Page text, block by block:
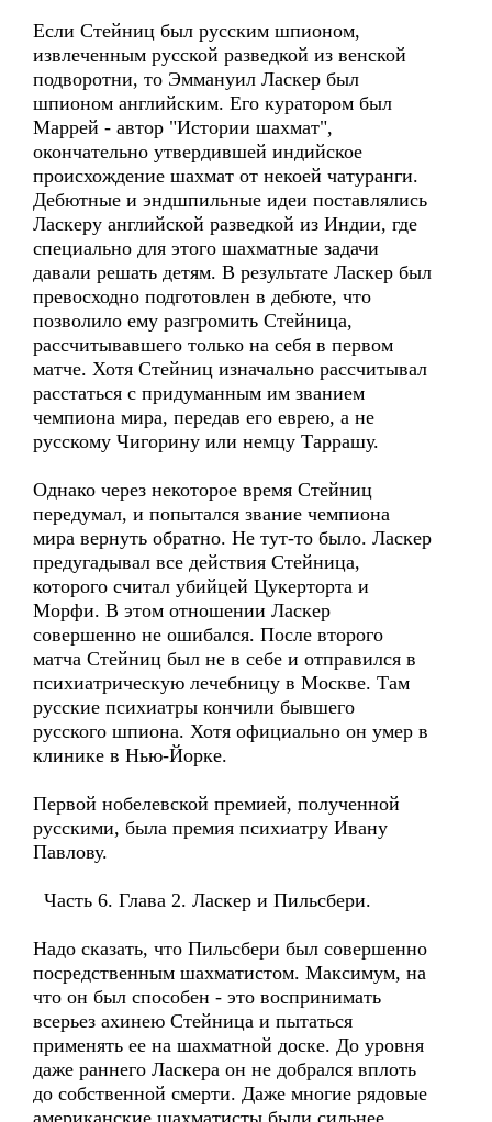
Если Стейниц был русским шпионом,
извлеченным русской разведкой из венской
подворотни, то Эммануил Ласкер был
шпионом английским. Его куратором был
Маррей - автор "Истории шахмат",
окончательно утвердившей индийское
происхождение шахмат от некоей чатуранги.
Дебютные и эндшпильные идеи поставлялись
Ласкеру английской разведкой из Индии, где
специально для этого шахматные задачи
давали решать детям. В результате Ласкер был
превосходно подготовлен в дебюте, что
позволило ему разгромить Стейница,
рассчитывавшего только на себя в первом
матче. Хотя Стейниц изначально рассчитывал
расстаться с придуманным им званием
чемпиона мира, передав его еврею, а не
русскому Чигорину или немцу Таррашу.
Однако через некоторое время Стейниц
передумал, и попытался звание чемпиона
мира вернуть обратно. Не тут-то было. Ласкер
предугадывал все действия Стейница,
которого считал убийцей Цукерторта и
Морфи. В этом отношении Ласкер
совершенно не ошибался. После второго
матча Стейниц был не в себе и отправился в
психиатрическую лечебницу в Москве. Там
русские психиатры кончили бывшего
русского шпиона. Хотя официально он умер в
клинике в Нью-Йорке.
Первой нобелевской премией, полученной
русскими, была премия психиатру Ивану
Павлову.
Часть 6. Глава 2. Ласкер и Пильсбери.
Надо сказать, что Пильсбери был совершенно
посредственным шахматистом. Максимум, на
что он был способен - это воспринимать
всерьез ахинею Стейница и пытаться
применять ее на шахматной доске. До уровня
даже раннего Ласкера он не добрался вплоть
до собственной смерти. Даже многие рядовые
американские шахматисты были сильнее